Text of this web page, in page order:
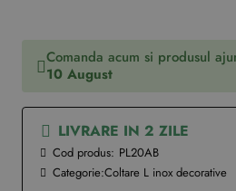
LIVRARE IN 2 ZILE
Cod produs: PL20AB
Categorie:Coltare L inox decorative
Comanda acum si produsul
10 August